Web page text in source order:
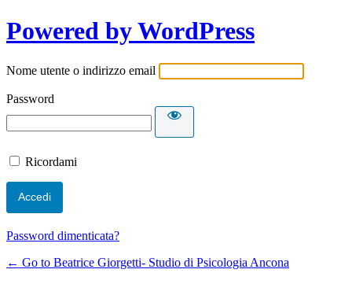
Powered by WordPress
Nome utente o indirizzo email
Password
Ricordami
Password dimenticata?
← Go to Beatrice Giorgetti- Studio di Psicologia Ancona